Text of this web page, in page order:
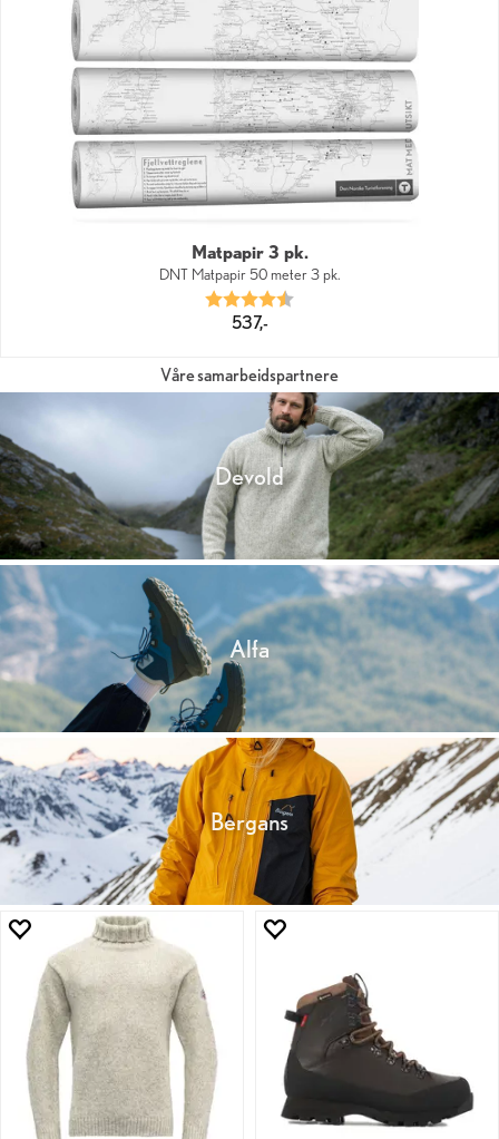
Matpapir 3 pk.
DNT Matpapir 50 meter 3 pk.
Karakter:
537,-
Våre samarbeidspartnere
Devold
Alfa
Bergans